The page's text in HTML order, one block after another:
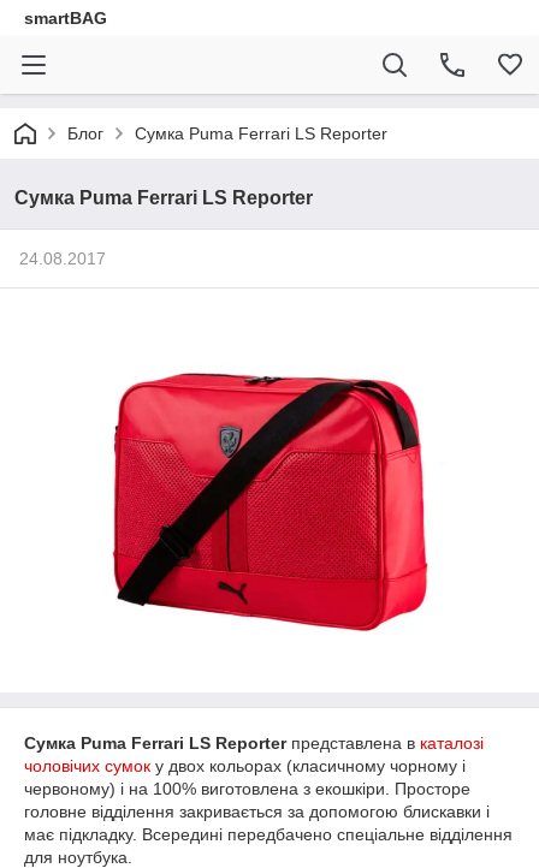
smartBAG
Блог Сумка Puma Ferrari LS Reporter
Сумка Puma Ferrari LS Reporter
24.08.2017
Сумка Puma Ferrari LS Reporterпредставлена в каталозі
чоловічих сумок у двох кольорах (класичному чорному і
червоному) і на 100% виготовлена з екошкіри. Просторе
головне відділення закривається за допомогою блискавки і
має підкладку. Всередині передбачено спеціальне відділення
для ноутбука.